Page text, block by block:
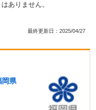
ありません。
最終更新日：2025/04/27
県